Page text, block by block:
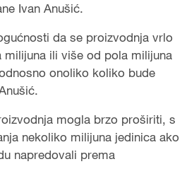
Ivan Anušić.
da se proizvodnja vrlo
milijuna ili više od pola milijuna
onoliko koliko bude
mogla brzo proširiti, s
nekoliko milijuna jedinica ako
napredovali prema